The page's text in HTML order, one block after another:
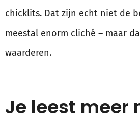
chicklits. Dat zijn echt niet de
meestal enorm cliché – maar
waarderen.
Je leest meer